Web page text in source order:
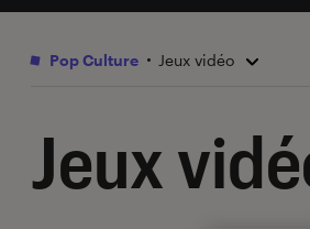
Pop Culture Jeux vidéo
Jeux